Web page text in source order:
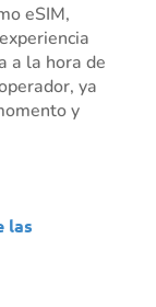
eSIM,
a la hora de
ya
y
las